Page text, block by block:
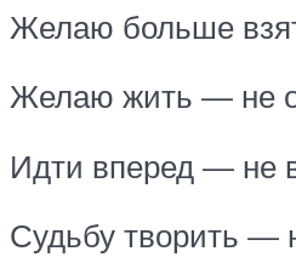
Желаю больше
Желаю жить — не
Идти вперед — не
Судьбу творить —